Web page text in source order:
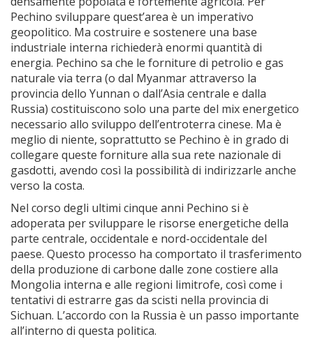
Pechino sviluppare quest’area è un imperativo
geopolitico. Ma costruire e sostenere una base
industriale interna richiederà enormi quantità di
energia. Pechino sa che le forniture di petrolio e gas
naturale via terra (o dal Myanmar attraverso la
provincia dello Yunnan o dall’Asia centrale e dalla
Russia) costituiscono solo una parte del mix energetico
necessario allo sviluppo dell’entroterra cinese. Ma è
meglio di niente, soprattutto se Pechino è in grado di
collegare queste forniture alla sua rete nazionale di
gasdotti, avendo così la possibilità di indirizzarle anche
verso la costa.
Nel corso degli ultimi cinque anni Pechino si è
adoperata per sviluppare le risorse energetiche della
parte centrale, occidentale e nord-occidentale del
paese. Questo processo ha comportato il trasferimento
della produzione di carbone dalle zone costiere alla
Mongolia interna e alle regioni limitrofe, così come i
tentativi di estrarre gas da scisti nella provincia di
Sichuan. L’accordo con la Russia è un passo importante
all’interno di questa politica.